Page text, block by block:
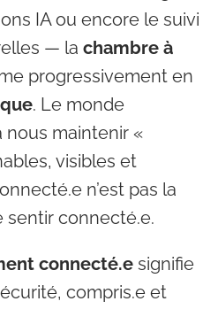
IA ou encore le suivi
— la chambre à
progressivement en
. Le monde
maintenir «
visibles et
n’est pas la
sentir connecté.e.
connecté.e signifie
compris.e et